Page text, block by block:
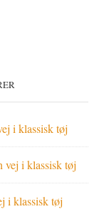
i klassisk tøj
vej i klassisk tøj
i klassisk tøj